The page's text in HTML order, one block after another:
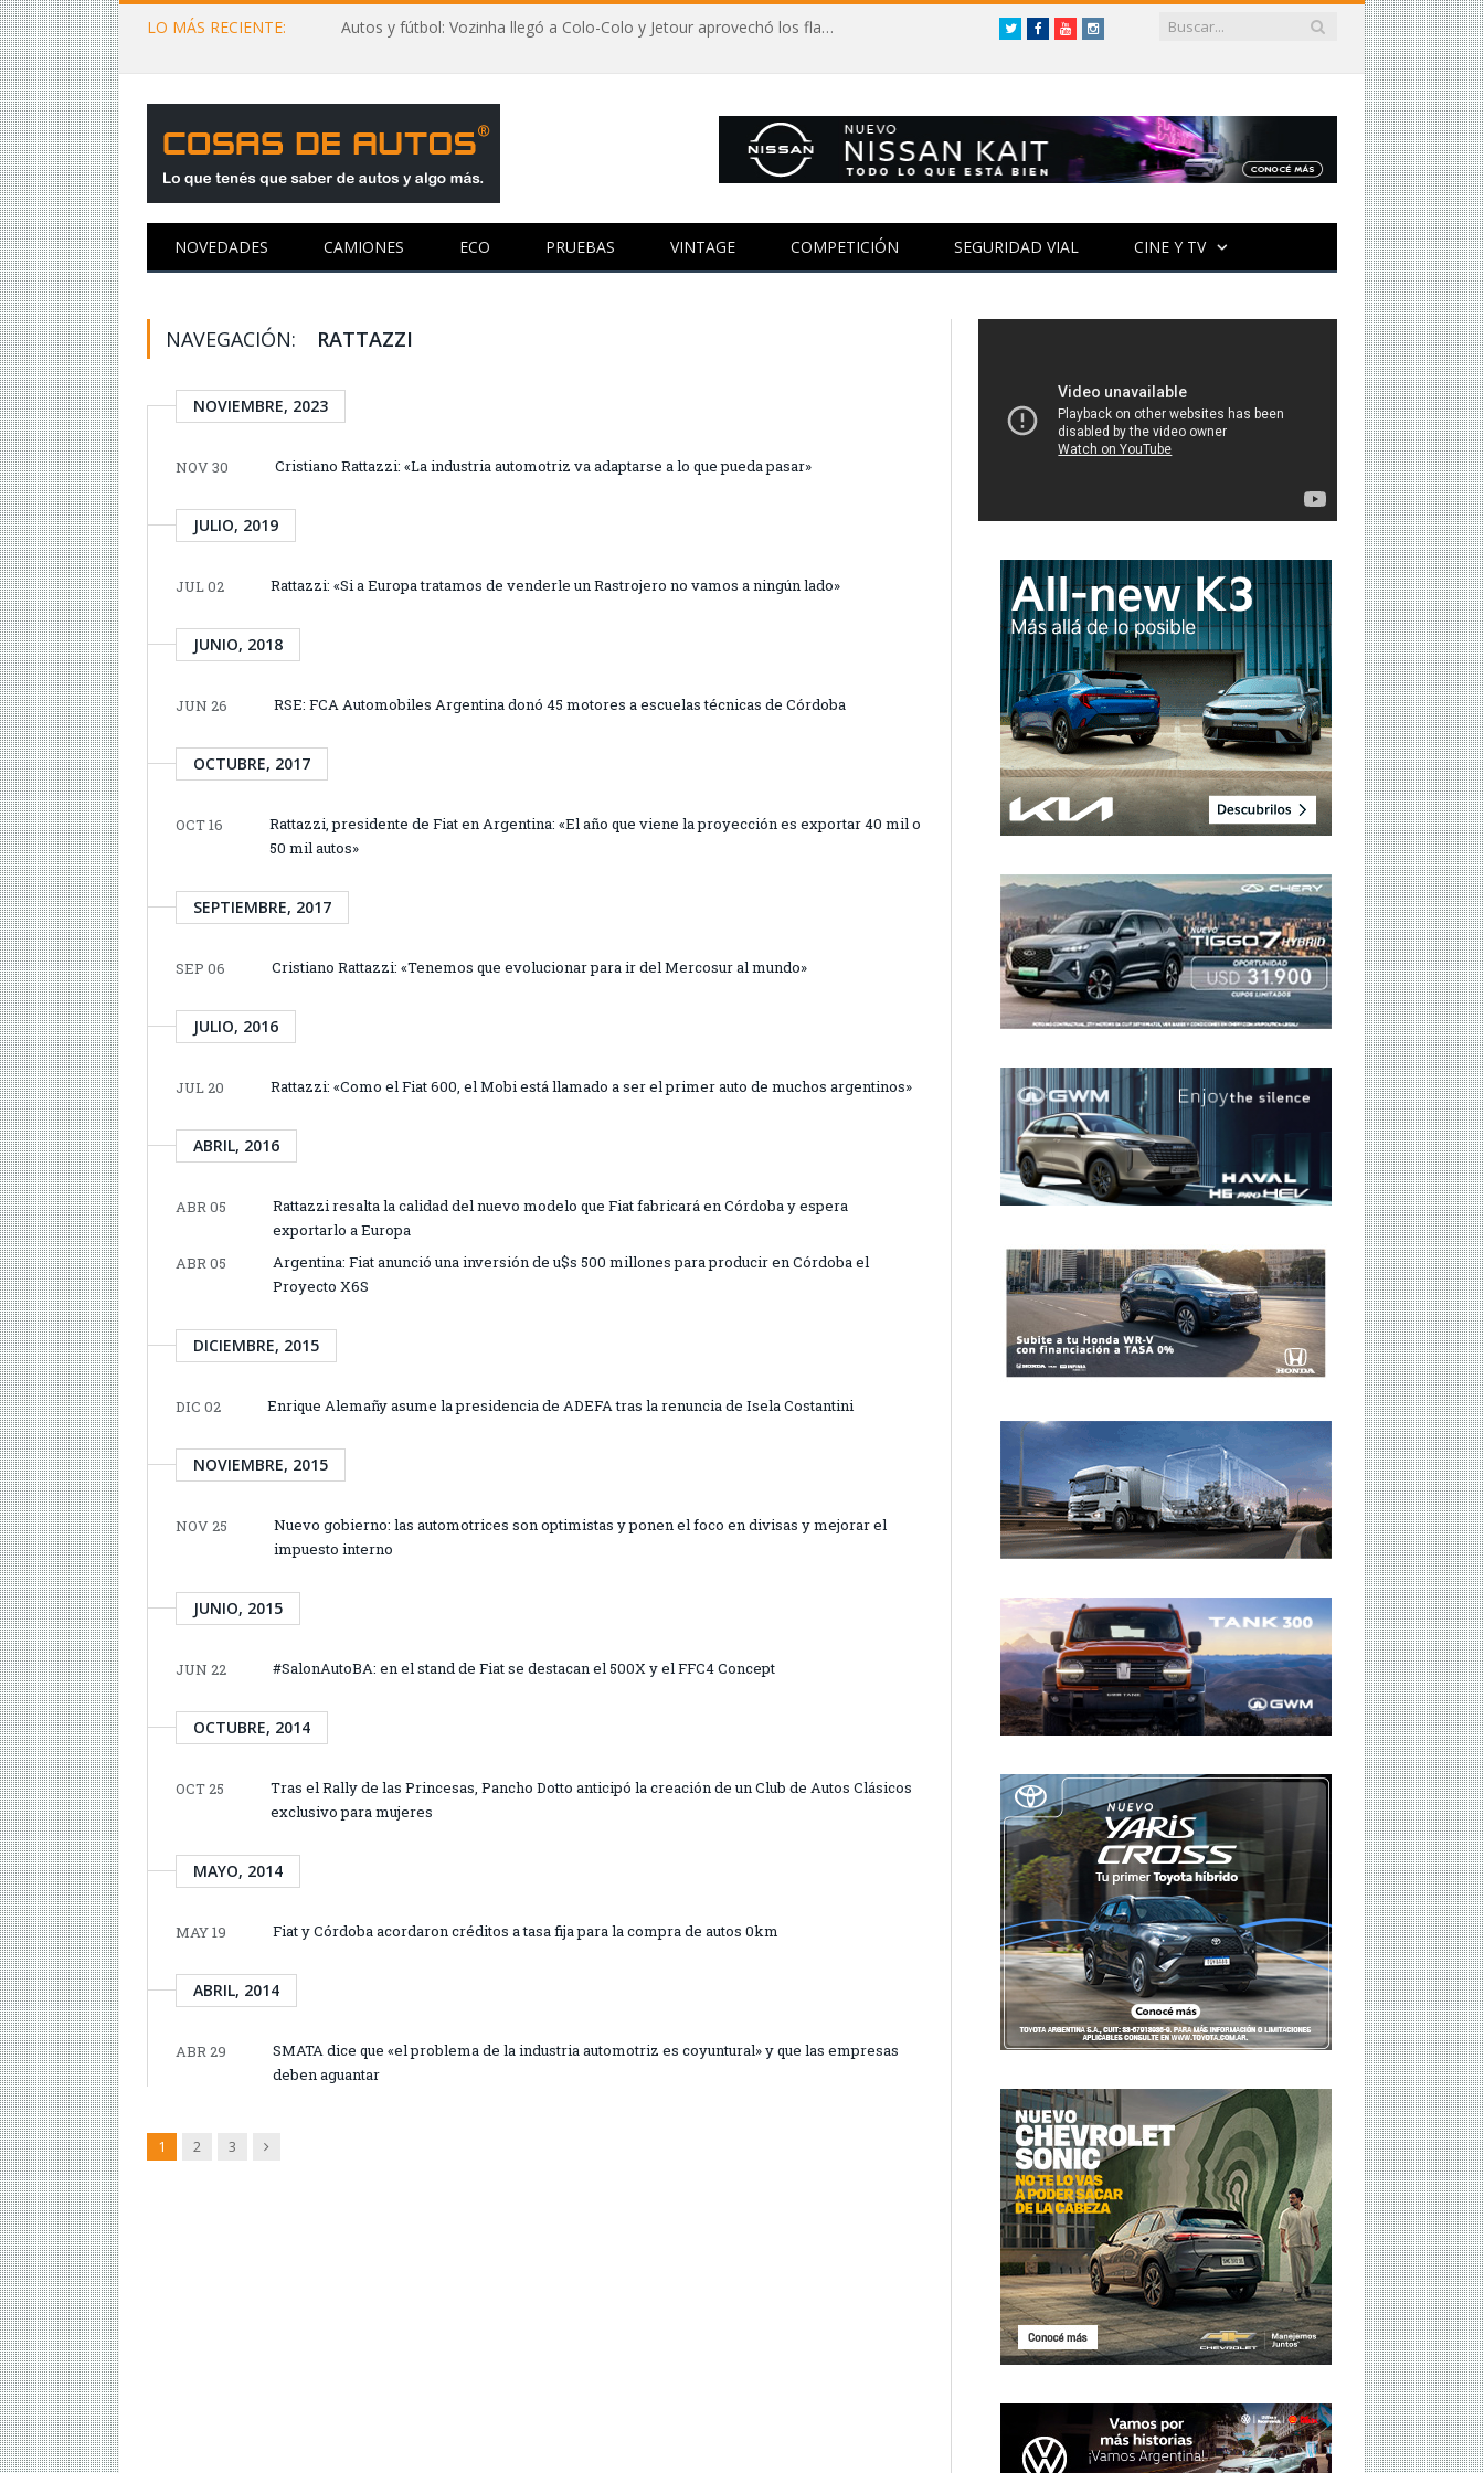
LO MÁS RECIENTE: Autos y fútbol: Vozinha llegó a Colo-Colo y Jetour aprovechó los flashes TwitterFacebookYouTubeInstagram
NOVEDADES CAMIONES ECO PRUEBAS VINTAGE COMPETICIÓN SEGURIDAD VIAL CINE Y TV
NAVEGACIÓN: RATTAZZI
NOVIEMBRE, 2023
NOV 30 Cristiano Rattazzi: «La industria automotriz va adaptarse a lo que pueda pasar»
JULIO, 2019
JUL 02 Rattazzi: «Si a Europa tratamos de venderle un Rastrojero no vamos a ningún lado»
JUNIO, 2018
JUN 26 RSE: FCA Automobiles Argentina donó 45 motores a escuelas técnicas de Córdoba
OCTUBRE, 2017
OCT 16
Rattazzi, presidente de Fiat en Argentina: «El año que viene la proyección es exportar 40 mil o
50 mil autos»
SEPTIEMBRE, 2017
SEP 06 Cristiano Rattazzi: «Tenemos que evolucionar para ir del Mercosur al mundo»
JULIO, 2016
JUL 20 Rattazzi: «Como el Fiat 600, el Mobi está llamado a ser el primer auto de muchos argentinos»
ABRIL, 2016
ABR 05
Rattazzi resalta la calidad del nuevo modelo que Fiat fabricará en Córdoba y espera
exportarlo a Europa
ABR 05
Argentina: Fiat anunció una inversión de u$s 500 millones para producir en Córdoba el
Proyecto X6S
DICIEMBRE, 2015
DIC 02 Enrique Alemañy asume la presidencia de ADEFA tras la renuncia de Isela Costantini
NOVIEMBRE, 2015
NOV 25
Nuevo gobierno: las automotrices son optimistas y ponen el foco en divisas y mejorar el
impuesto interno
JUNIO, 2015
JUN 22 #SalonAutoBA: en el stand de Fiat se destacan el 500X y el FFC4 Concept
OCTUBRE, 2014
OCT 25
Tras el Rally de las Princesas, Pancho Dotto anticipó la creación de un Club de Autos Clásicos
exclusivo para mujeres
MAYO, 2014
MAY 19 Fiat y Córdoba acordaron créditos a tasa fija para la compra de autos 0km
ABRIL, 2014
ABR 29
SMATA dice que «el problema de la industria automotriz es coyuntural» y que las empresas
deben aguantar
1 2 3 Siguiente